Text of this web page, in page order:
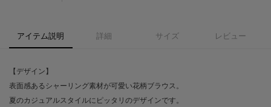
アイテム説明 詳細 サイズ レビュー
【デザイン】
表面感あるシャーリング素材が可愛い花柄ブラウス。
夏のカジュアルスタイルにピッタリのデザインです。